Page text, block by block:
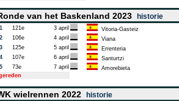
van het Baskenland 2023 historie
121e 3 april Vitoria-Gasteiz
106e 4 april Viana
125e 5 april Errenteria
107e 6 april Santurtzi
73e 7 april Amorebieta
wielrennen 2022 historie